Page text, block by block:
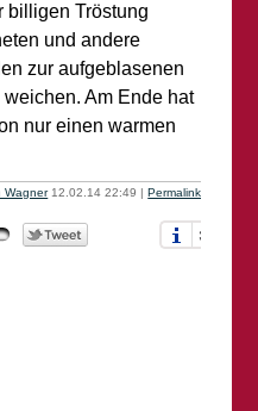
billigen Tröstung
und andere
zur aufgeblasenen
Am Ende hat
nur einen warmen
Wagner12.02.14 22:49 |Permalink